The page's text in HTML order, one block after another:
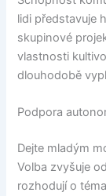
lidi představuje
skupinové
vlastnosti
dlouhodobě
Podpora
Dejte mladým
Volba zvyšuje
rozhodují o